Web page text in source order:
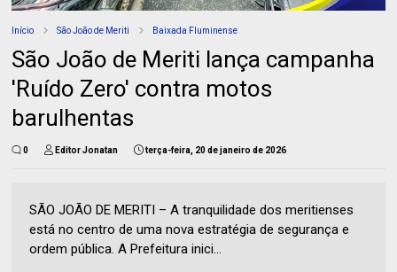
Início São João de Meriti Baixada Fluminense
São João de Meriti lança campanha
'Ruído Zero' contra motos
barulhentas
0 Editor Jonatan terça-feira, 20 de janeiro de 2026
SÃO JOÃO DE MERITI – A tranquilidade dos meritienses
está no centro de uma nova estratégia de segurança e
ordem pública. A Prefeitura inici...